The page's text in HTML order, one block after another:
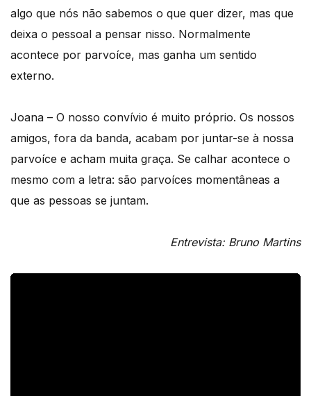
algo que nós não sabemos o que quer dizer, mas que
deixa o pessoal a pensar nisso. Normalmente
acontece por parvoíce, mas ganha um sentido
externo.
Joana – O nosso convívio é muito próprio. Os nossos
amigos, fora da banda, acabam por juntar-se à nossa
parvoíce e acham muita graça. Se calhar acontece o
mesmo com a letra: são parvoíces momentâneas a
que as pessoas se juntam.
Entrevista: Bruno Martins